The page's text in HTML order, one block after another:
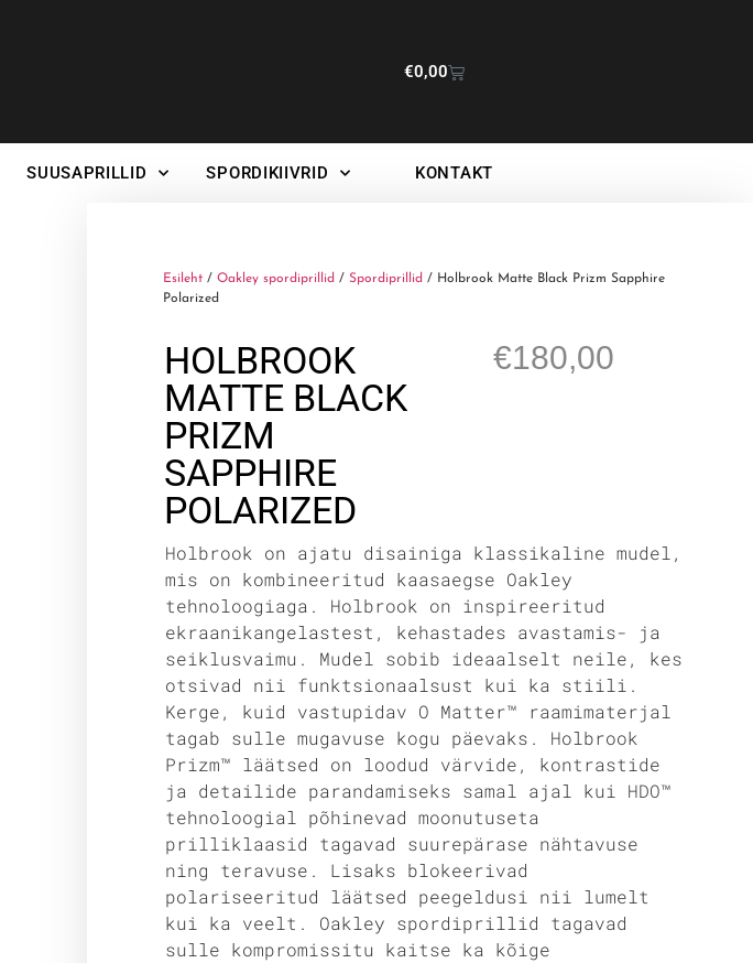
€0,00
SUUSAPRILLID SPORDIKIIVRID KONTAKT
Esileht /Oakley spordiprillid /Spordiprillid / Holbrook Matte Black Prizm Sapphire
Polarized
HOLBROOK
MATTE BLACK
PRIZM
SAPPHIRE
POLARIZED
€180,00
Holbrook on ajatu disainiga klassikaline mudel,
mis on kombineeritud kaasaegse Oakley
tehnoloogiaga. Holbrook on inspireeritud
ekraanikangelastest, kehastades avastamis- ja
seiklusvaimu. Mudel sobib ideaalselt neile, kes
otsivad nii funktsionaalsust kui ka stiili.
Kerge, kuid vastupidav O Matter™ raamimaterjal
tagab sulle mugavuse kogu päevaks. Holbrook
Prizm™ läätsed on loodud värvide, kontrastide
ja detailide parandamiseks samal ajal kui HDO™
tehnoloogial põhinevad moonutuseta
prilliklaasid tagavad suurepärase nähtavuse
ning teravuse. Lisaks blokeerivad
polariseeritud läätsed peegeldusi nii lumelt
kui ka veelt. Oakley spordiprillid tagavad
sulle kompromissitu kaitse ka kõige